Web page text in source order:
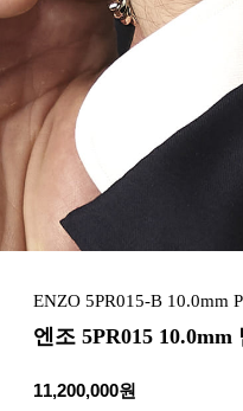
ENZO 5PR015-B 10.0mm
엔조 5PR015 10.0mm
11,200,000원